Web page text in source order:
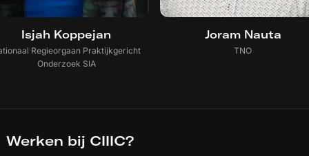
Isjah Koppejan
Regieorgaan Praktijkgericht
Onderzoek SIA
Joram Nauta
TNO
Werken bij CIIIC?